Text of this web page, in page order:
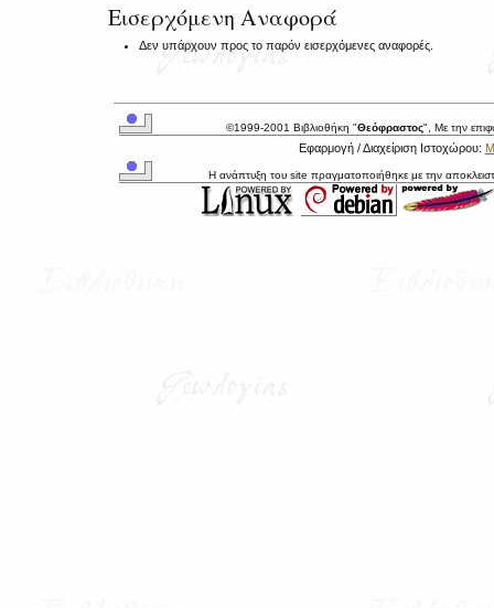
Εισερχόμενη Αναφορά
Δεν υπάρχουν προς το παρόν εισερχόμενες αναφορές.
©1999-2001 Βιβλιοθήκη "Θεόφραστος", Με την
Εφαρμογή / Διαχείριση Ιστοχώρου:
Η ανάπτυξη του site πραγματοποιήθηκε με την